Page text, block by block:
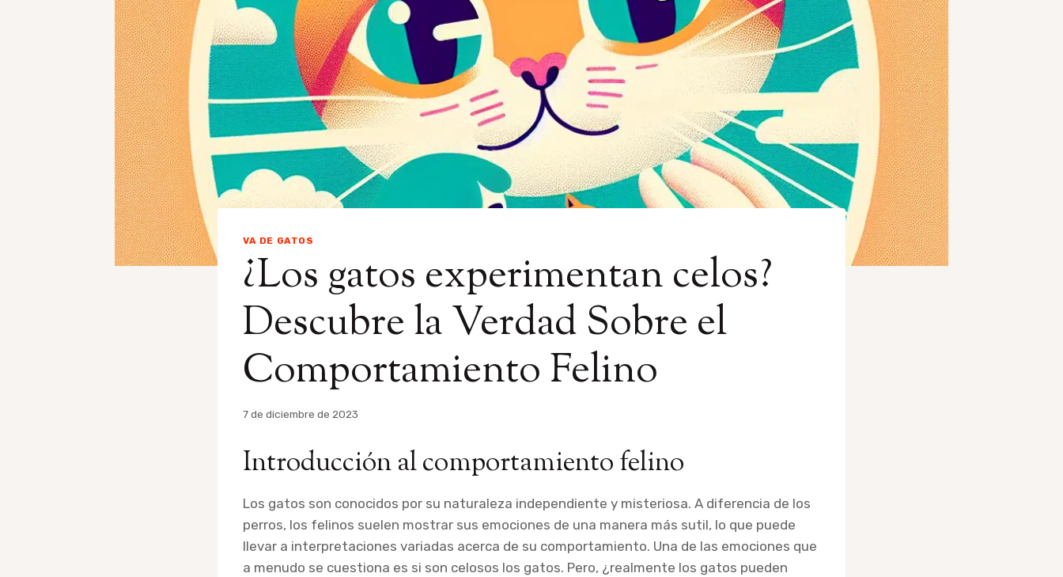
VA DE GATOS
¿Los gatos experimentan celos?
Descubre la Verdad Sobre el
Comportamiento Felino
Por
7 de diciembre de 2023
Introducción al comportamiento felino
Los gatos son conocidos por su naturaleza independiente y misteriosa. A diferencia de los
perros, los felinos suelen mostrar sus emociones de una manera más sutil, lo que puede
llevar a interpretaciones variadas acerca de su comportamiento. Una de las emociones que
a menudo se cuestiona es si son celosos los gatos. Pero, ¿realmente los gatos pueden